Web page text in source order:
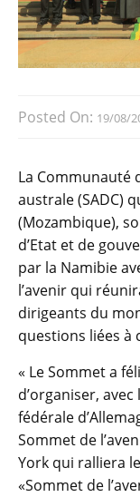
Posted On: 19/08/
La Communauté
australe (SADC)
(Mozambique),
d’Etat et de
par la Namibie
l’avenir qui
dirigeants du
questions liées à
« Le Sommet a
d’organiser,
fédérale
Sommet de
York qui ralliera
«Sommet de